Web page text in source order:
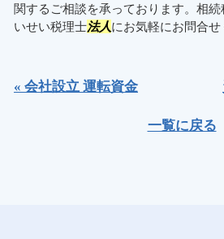
関するご相談を承っております。相
いせい税理士法人にお気軽にお問合せ
« 会社設立 運転資金
一覧に戻る